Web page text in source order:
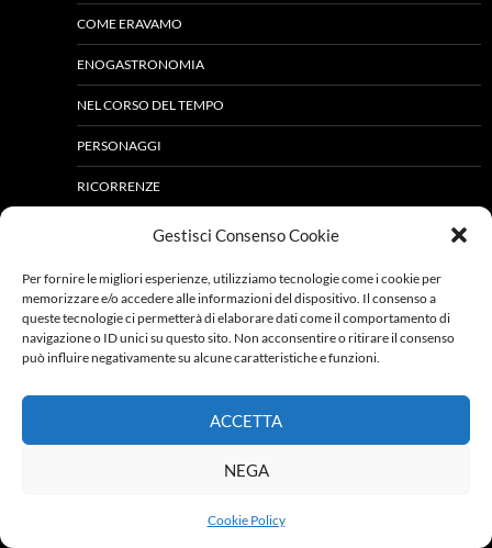
Gestisci Consenso Cookie
Per fornire le migliori esperienze, utilizziamo tecnologie come i cookie per
memorizzare e/o accedere alle informazioni del dispositivo. Il consenso a
queste tecnologie ci permetterà di elaborare dati come il comportamento di
navigazione o ID unici su questo sito. Non acconsentire o ritirare il consenso
può influire negativamente su alcune caratteristiche e funzioni.
ACCETTA
NEGA
Cookie Policy
COME ERAVAMO
ENOGASTRONOMIA
NEL CORSO DEL TEMPO
PERSONAGGI
RICORRENZE
TAVOLE E CARTE
ARTE E MONUMENTI
LUOGHI DI CULTO